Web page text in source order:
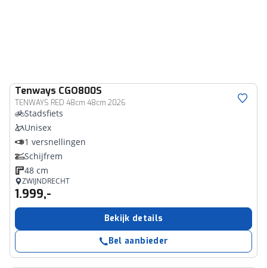
Tenways CGO800S
TENWAYS RED 48cm 48cm 2026
Stadsfiets
Unisex
1 versnellingen
Schijfrem
48 cm
ZWIJNDRECHT
1.999,-
Bekijk details
Bel aanbieder